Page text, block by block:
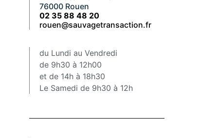
76000 Rouen
02 35 88 48 20
rouen@sauvagetransaction.fr
du Lundi au Vendredi
de 9h30 à 12h00
et de 14h à 18h30
Le Samedi de 9h30 à 12h